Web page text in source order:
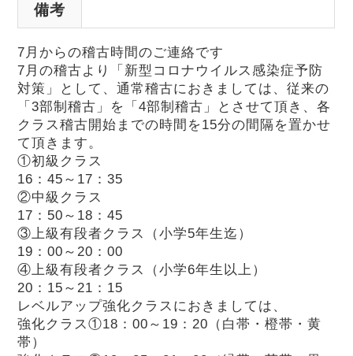
備考
7月からの稽古時間のご連絡です
7月の稽古より「新型コロナウイルス感染症予防
対策」として、通常稽古におきましては、従来の
「3部制稽古」を「4部制稽古」とさせて頂き、各
クラス稽古開始までの時間を15分の間隔を置かせ
て頂きます。
①初級クラス
16：45～17：35
②中級クラス
17：50～18：45
③上級有段者クラス（小学5年生迄）
19：00～20：00
④上級有段者クラス（小学6年生以上）
20：15～21：15
レベルアップ強化クラスにおきましては、
強化クラス①18：00～19：20（白帯・橙帯・黄
帯）